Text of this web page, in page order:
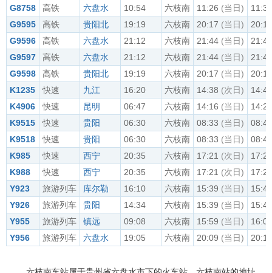
G8758
高铁 六盘水 10:54 六枝南 11:26 (当日)
11:30
G9595
高铁 贵阳北 19:19 六枝南 20:17 (当日)
20:19
G9596
高铁 六盘水 21:12 六枝南 21:44 (当日)
21:46
G9597
高铁 六盘水 21:12 六枝南 21:44 (当日)
21:46
G9598
高铁 贵阳北 19:19 六枝南 20:17 (当日)
20:19
K1235
快速 九江 16:20 六枝南 14:38 (次日)
14:43
K4906
快速 昆明 06:47 六枝南 14:16 (当日)
14:23
K9515
快速 贵阳 06:30 六枝南 08:33 (当日)
08:41
K9518
快速 贵阳 06:30 六枝南 08:33 (当日)
08:41
K985
快速 西宁 20:35 六枝南 17:21 (次日)
17:28
K988
快速 西宁 20:35 六枝南 17:21 (次日)
17:28
Y923
旅游列车 库尔勒 16:10 六枝南 15:39 (当日)
15:46
Y926
旅游列车 贵阳 14:34 六枝南 15:39 (当日)
15:46
Y955
旅游列车 镇远 09:08 六枝南 15:59 (当日)
16:06
Y956
旅游列车 六盘水 19:05 六枝南 20:09 (当日) 20:18